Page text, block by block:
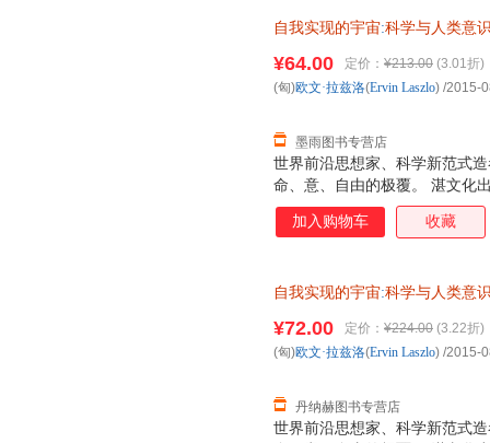
自我实现的宇宙:科学与人类意
选购！
世界前沿思想家、科学新范式
命、意、自由的极覆。 湛文化
¥64.00 定价： ¥213.00 (3.01折)
墨雨图书专营店
(匈)欧文·拉兹洛(Ervin Laszlo) /2015-
加入购物车 收藏
自我实现的宇宙:科学与人类意
世界前沿思想家、科学新范式
¥72.00 定价： ¥224.00 (3.22折)
丹纳赫图书专营店
(匈)欧文·拉兹洛(Ervin Laszlo) /2015-